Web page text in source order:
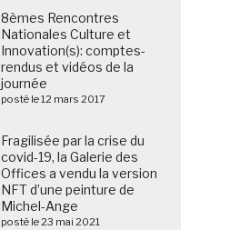
8èmes Rencontres
Nationales Culture et
Innovation(s): comptes-
rendus et vidéos de la
journée
posté le 12 mars 2017
Fragilisée par la crise du
covid-19, la Galerie des
Offices a vendu la version
NFT d’une peinture de
Michel-Ange
posté le 23 mai 2021